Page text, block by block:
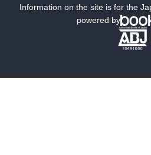
ミステリー SF
文
Information on the site is for the
powered by